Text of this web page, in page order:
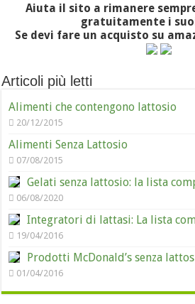
Aiuta il sito a rimanere
gratuitamente i
Se devi fare un acquisto su
Articoli più letti
Alimenti che contengono lattosio
20/12/2015
Alimenti Senza Lattosio
07/08/2015
Gelati senza lattosio: la lista
06/08/2020
Integratori di lattasi: La lista
19/04/2016
Prodotti McDonald’s senza
01/04/2016